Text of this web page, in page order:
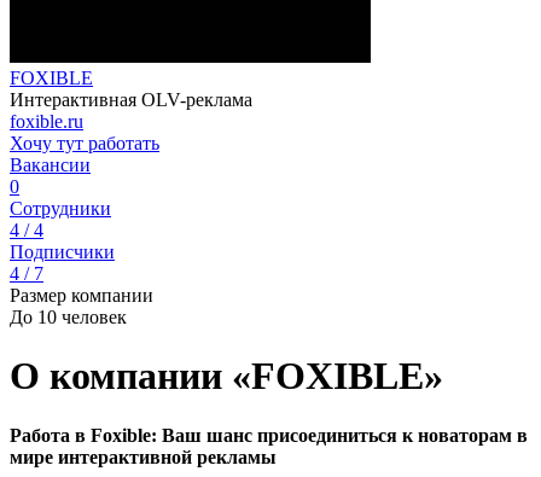
FOXIBLE
Интерактивная OLV-реклама
foxible.ru
Хочу тут работать
Вакансии
0
Сотрудники
4 / 4
Подписчики
4 / 7
Размер компании
До 10 человек
О компании «FOXIBLE»
Работа в Foxible: Ваш шанс присоединиться к новаторам в
мире интерактивной рекламы